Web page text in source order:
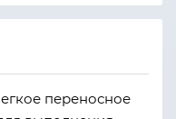
переносное